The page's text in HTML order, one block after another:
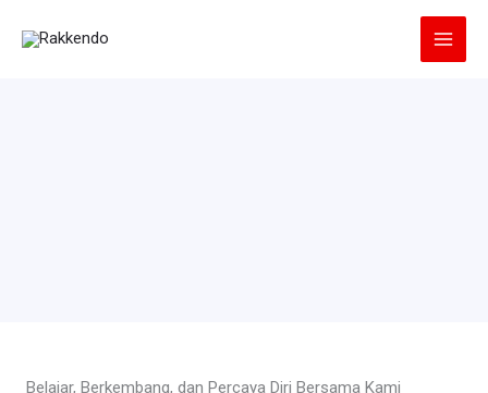
Belajar, Berkembang, dan Percaya Diri Bersama Kami